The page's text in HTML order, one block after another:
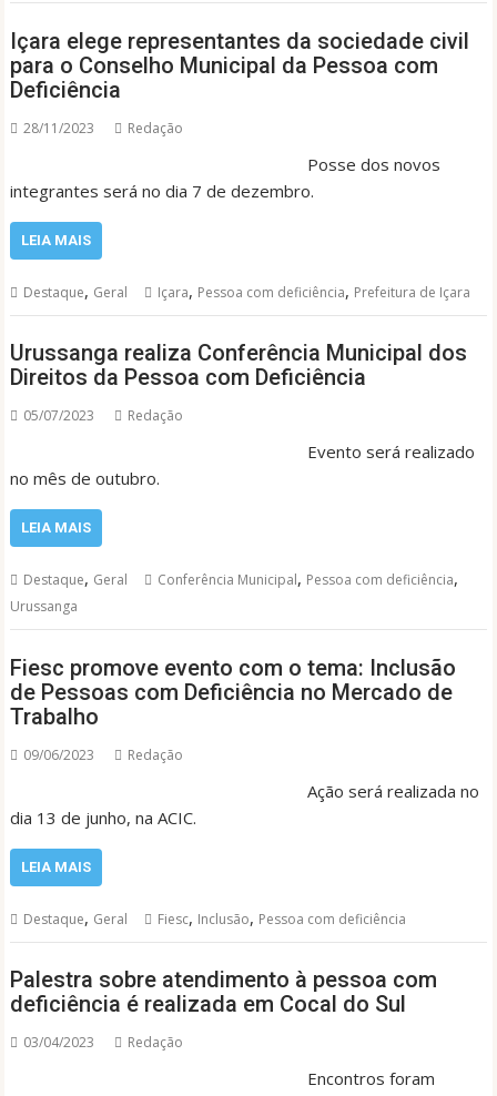
Içara elege representantes da sociedade civil
para o Conselho Municipal da Pessoa com
Deficiência
28/11/2023 Redação
Posse dos novos
integrantes será no dia 7 de dezembro.
LEIA MAIS
Destaque, Geral Içara, Pessoa com deficiência, Prefeitura de Içara
Urussanga realiza Conferência Municipal dos
Direitos da Pessoa com Deficiência
05/07/2023 Redação
Evento será realizado
no mês de outubro.
LEIA MAIS
Destaque, Geral Conferência Municipal, Pessoa com deficiência,
Urussanga
Fiesc promove evento com o tema: Inclusão
de Pessoas com Deficiência no Mercado de
Trabalho
09/06/2023 Redação
Ação será realizada no
dia 13 de junho, na ACIC.
LEIA MAIS
Destaque, Geral Fiesc, Inclusão, Pessoa com deficiência
Palestra sobre atendimento à pessoa com
deficiência é realizada em Cocal do Sul
03/04/2023 Redação
Encontros foram